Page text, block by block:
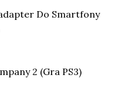
Do Smartfony
2 (Gra PS3)